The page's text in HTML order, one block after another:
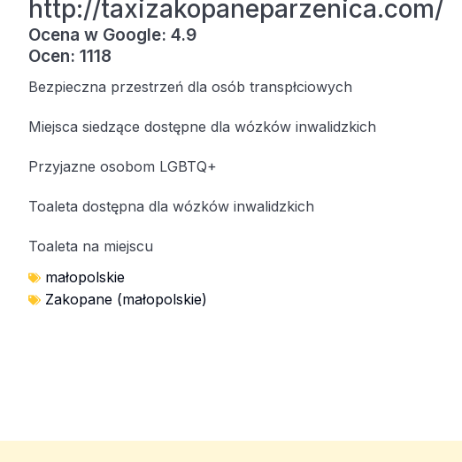
http://taxizakopaneparzenica.com/
Ocena w Google: 4.9
Ocen: 1118
Bezpieczna przestrzeń dla osób transpłciowych
Miejsca siedzące dostępne dla wózków inwalidzkich
Przyjazne osobom LGBTQ+
Toaleta dostępna dla wózków inwalidzkich
Toaleta na miejscu
małopolskie
Zakopane (małopolskie)